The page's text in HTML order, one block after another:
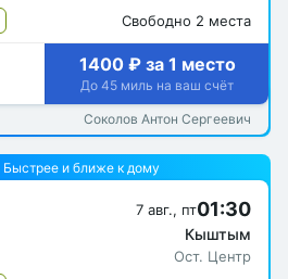
Свободно 2 места
1400 ₽ за 1 место
До 45 миль на ваш счёт
Соколов Антон Сергеевич
Быстрее и ближе к дому
01:30
7 авг., пт
Кыштым
Ост. Центр